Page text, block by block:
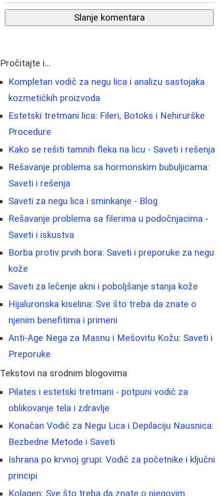
Slanje komentara
Pročitajte i...
Kompletan vodič za negu lica i analizu sastojaka
kozmetičkih proizvoda
Estetski tretmani lica: Fileri, Botoks i Nehirurške
Procedure
Kako se rešiti tamnih fleka na licu - Saveti i rešenja
Rešavanje problema sa hormonskim bubuljicama:
Saveti i rešenja
Saveti za negu lica i sminkanje - Blog
Rešavanje problema sa filerima u podočnjacima -
Saveti i iskustva
Borba protiv prvih bora: Saveti i preporuke za negu
kože
Saveti za lečenje akni i poboljšanje stanja kože
Hijaluronska kiselina: Sve što treba da znate o
njenim benefitima i primeni
Anti-Age Nega za Masnu i Mešovitu Kožu: Saveti i
Preporuke
Tekstovi na srodnim blogovima
Pilates i estetski tretmani - potpuni vodič za
oblikovanje tela i zdravlje
Konačan Vodič za Negu Lica i Depilaciju Nausnica:
Bezbedne Metode i Saveti
Ishrana po krvnoj grupi: Vodič za početnike i ključni
principi
Kolagen: Sve što treba da znate o njegovim